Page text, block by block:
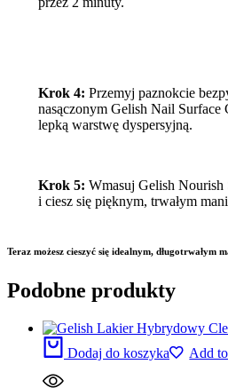
Krok 4: Przemyj paznokcie
nasączonym Gelish Nail Surface
lepką warstwę dyspersyjną.
Krok 5: Wmasuj Gelish
i ciesz się pięknym, trwałym
Teraz możesz cieszyć się idealnym, długotrwałym
Podobne produkty
Dodaj do koszyka Add